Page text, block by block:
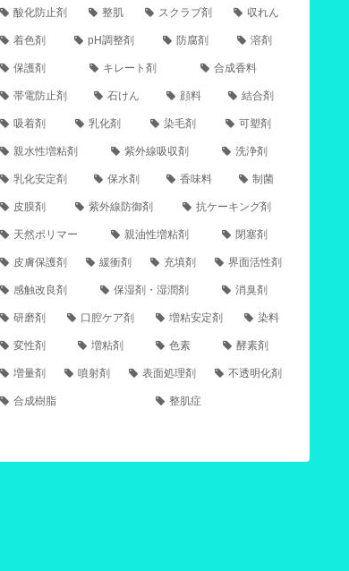
酸化防止剤 整肌 スクラブ剤 収れん
着色剤 pH調整剤 防腐剤 溶剤
保護剤 キレート剤 合成香料
帯電防止剤 石けん 顔料 結合剤
吸着剤 乳化剤 染毛剤 可塑剤
親水性増粘剤 紫外線吸収剤 洗浄剤
乳化安定剤 保水剤 香味料 制菌
皮膜剤 紫外線防御剤 抗ケーキング剤
天然ポリマー 親油性増粘剤 閉塞剤
皮膚保護剤 緩衝剤 充填剤 界面活性剤
感触改良剤 保湿剤・湿潤剤 消臭剤
研磨剤 口腔ケア剤 増粘安定剤 染料
変性剤 増粘剤 色素 酵素剤
増量剤 噴射剤 表面処理剤 不透明化剤
合成樹脂 整肌症